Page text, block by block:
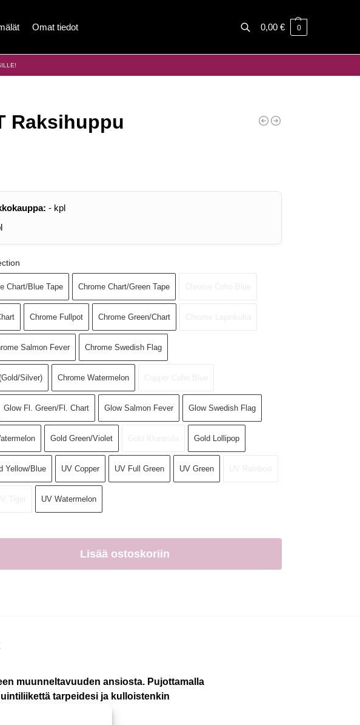
Omat tiedot 0,00 € 0
Raksihuppu
- kpl
Chart/Blue Tape Chrome Chart/Green Tape
Chrome Fullpot Chrome Green/Chart
Salmon Fever Chrome Swedish Flag
Silver) Chrome Watermelon
Glow Fl. Green/Fl. Chart Glow Salmon Fever Glow Swedish Flag
Gold Green/Violet Gold Lollipop
Yellow/Blue UV Copper UV Full Green UV Green
UV Watermelon
Lisää ostoskoriin
muunneltavuuden ansiosta. Pujottamalla
tarpeidesi ja kulloistenkin
syöttikalalle.